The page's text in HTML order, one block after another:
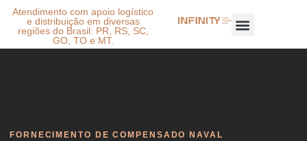
Atendimento com apoio logístico
e distribuição em diversas
regiões do Brasil: PR, RS, SC,
GO, TO e MT.
FORNECIMENTO DE COMPENSADO NAVAL